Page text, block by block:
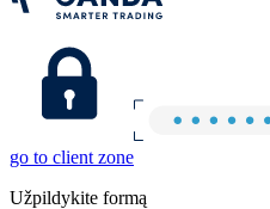
go to client zone
Užpildykite formą